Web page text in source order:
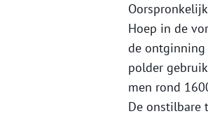
Hoep in de
de ontginning
polder
men rond
De onstilbare